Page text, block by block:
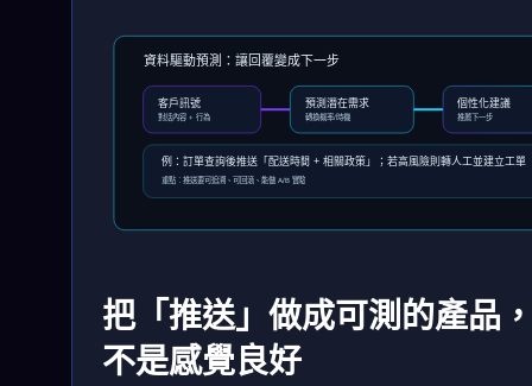
資料驅動預測：讓回覆變成下一步
客戶訊號
對話內容 + 行為
預測潛在需求
轉換概率/時機
個性化建議
推薦下一步
例：訂單查詢後推送「配送時間 + 相關政策」；若高風險則轉人工並建立工單
重點：推送要可追溯、可回滾、能做 A/B 實驗
把「推送」做成可測的產品
不是感覺良好